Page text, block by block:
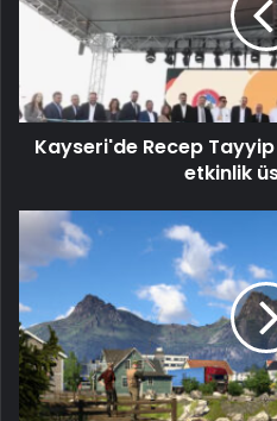
Kayseri'de Recep
etkinlik